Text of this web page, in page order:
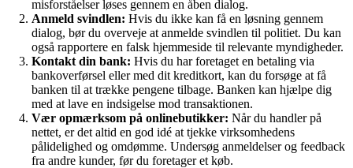
misforståelser løses gennem en åben dialog.
Anmeld svindlen: Hvis du ikke kan få en løsning gennem
dialog, bør du overveje at anmelde svindlen til politiet. Du kan
også rapportere en falsk hjemmeside til relevante myndigheder.
Kontakt din bank: Hvis du har foretaget en betaling via
bankoverførsel eller med dit kreditkort, kan du forsøge at få
banken til at trække pengene tilbage. Banken kan hjælpe dig
med at lave en indsigelse mod transaktionen.
Vær opmærksom på onlinebutikker: Når du handler på
nettet, er det altid en god idé at tjekke virksomhedens
pålidelighed og omdømme. Undersøg anmeldelser og feedback
fra andre kunder, før du foretager et køb.